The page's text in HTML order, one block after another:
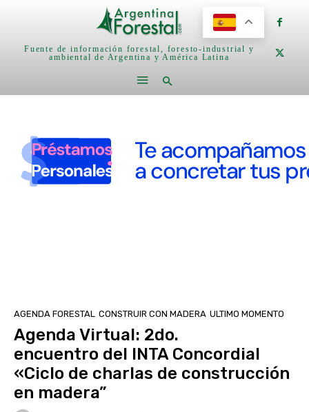
Fuente de información forestal, foresto-industrial y
ambiental de Argentina y América Latina
AGENDA FORESTAL CONSTRUIR CON MADERA ULTIMO MOMENTO
Agenda Virtual: 2do.
encuentro del INTA Concordial
«Ciclo de charlas de construcción
en madera”